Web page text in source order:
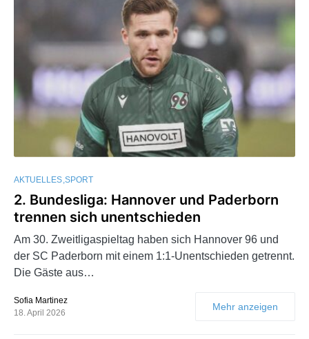
AKTUELLES SPORT
2. Bundesliga: Hannover und Paderborn
trennen sich unentschieden
Am 30. Zweitligaspieltag haben sich Hannover 96 und
der SC Paderborn mit einem 1:1-Unentschieden getrennt.
Die Gäste aus…
Sofia Martinez
18. April 2026
Mehr anzeigen